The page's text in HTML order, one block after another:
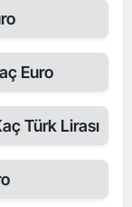
Euro
Türk Lirası